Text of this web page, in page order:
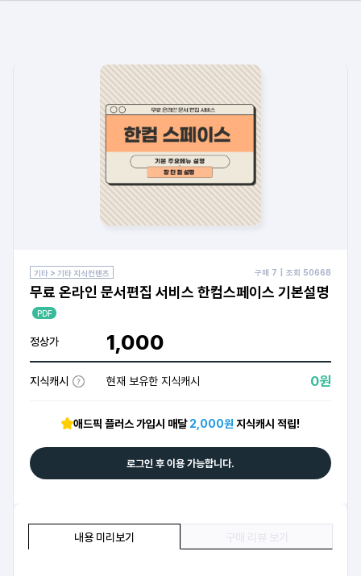
기타 > 기타 지식컨텐츠 구매 7 | 조회 50668
무료 온라인 문서편집 서비스 한컴스페이스 기본설명
PDF
정상가 1,000
지식캐시 현재 보유한 지식캐시 0원
애드픽 플러스 가입시 매달2,000원 지식캐시 적립!
로그인 후 이용 가능합니다.
내용 미리보기